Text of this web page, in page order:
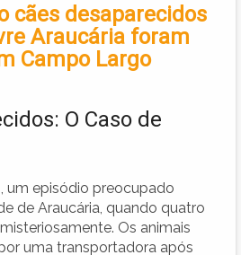
cães desaparecidos
Araucária foram
Campo Largo
O Caso de
um episódio preocupado
de Araucária, quando quatro
Os animais
uma transportadora após